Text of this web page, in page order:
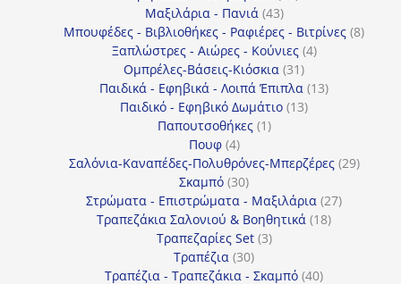
Μαξιλάρια - Πανιά 4343
προϊόντα
Μπουφέδες - Βιβλιοθήκες - Ραφιέρες - Βιτρίνες 88
Ξαπλώστρες - Αιώρες - Κούνιες 44
Ομπρέλες-Βάσεις-Κιόσκια 3131
προϊόντα
Παιδικά - Εφηβικά - Λοιπά Έπιπλα 1313
Παιδικό - Εφηβικό Δωμάτιο 1313
Παπουτσοθήκες 11
Πουφ 44
προϊόντα
Σαλόνια-Καναπέδες-Πολυθρόνες-Μπερζέρες 2929
Σκαμπό 3030
προϊόντα
Στρώματα - Επιστρώματα - Μαξιλάρια 2727
Τραπεζάκια Σαλονιού & Βοηθητικά 1818
Τραπεζαρίες Set 33
Τραπέζια 3030
προϊόντα
Τραπέζια - Τραπεζάκια - Σκαμπό 4040